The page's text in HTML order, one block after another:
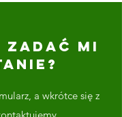
ZADAĆ MI
a wkrótce się z